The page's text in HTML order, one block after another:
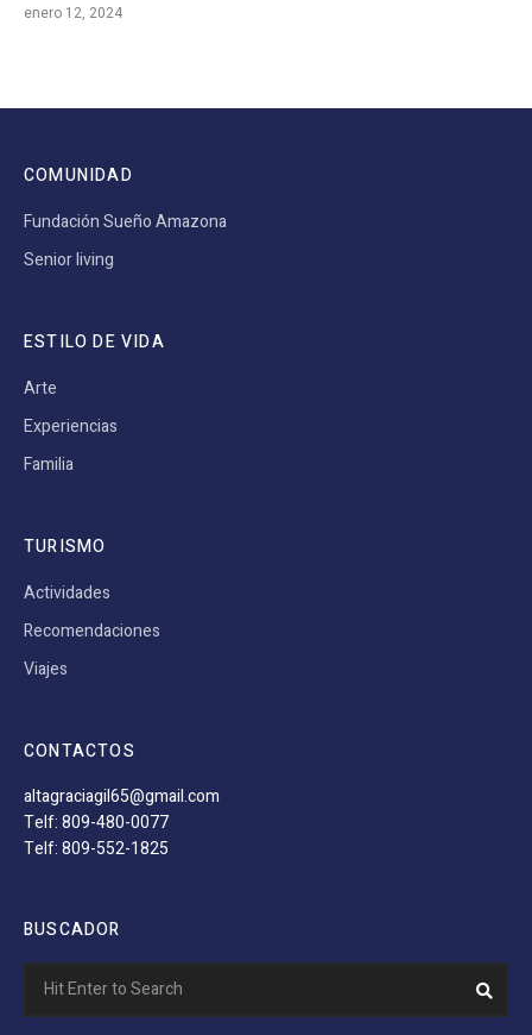
enero 12, 2024
COMUNIDAD
Fundación Sueño Amazona
Senior living
ESTILO DE VIDA
Arte
Experiencias
Familia
TURISMO
Actividades
Recomendaciones
Viajes
CONTACTOS
altagraciagil65@gmail.com
Telf: 809-480-0077
Telf: 809-552-1825
BUSCADOR
for: